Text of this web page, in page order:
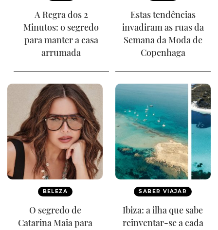
A Regra dos 2
Minutos: o segredo
para manter a casa
arrumada
Estas tendências
invadiram as ruas da
Semana da Moda de
Copenhaga
BELEZA
O segredo de
Catarina Maia para
SABER VIAJAR
Ibiza: a ilha que sabe
reinventar-se a cada